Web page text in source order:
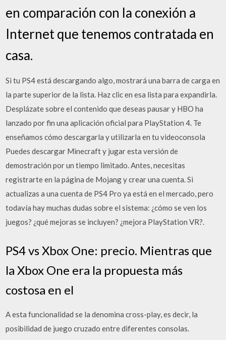
en comparación con la conexión a
Internet que tenemos contratada en
casa.
Si tu PS4 está descargando algo, mostrará una barra de carga en
la parte superior de la lista. Haz clic en esa lista para expandirla.
Desplázate sobre el contenido que deseas pausar y HBO ha
lanzado por fin una aplicación oficial para PlayStation 4. Te
enseñamos cómo descargarla y utilizarla en tu videoconsola
Puedes descargar Minecraft y jugar esta versión de
demostración por un tiempo limitado. Antes, necesitas
registrarte en la página de Mojang y crear una cuenta. Si
actualizas a una cuenta de PS4 Pro ya está en el mercado, pero
todavía hay muchas dudas sobre el sistema: ¿cómo se ven los
juegos? ¿qué mejoras se incluyen? ¿mejora PlayStation VR?.
PS4 vs Xbox One: precio. Mientras que
la Xbox One era la propuesta más
costosa en el
A esta funcionalidad se la denomina cross-play, es decir, la
posibilidad de juego cruzado entre diferentes consolas.